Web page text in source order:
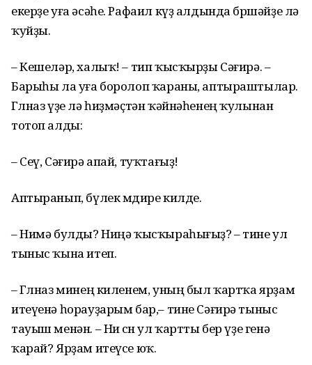
екерҙе уға әсәһе. Рафаил күҙ алдында бөршәйҙе лә
ҡуйҙы.
– Кешеләр, халыҡ! – тип ҡысҡырҙы Сәғирә. –
Барыһы ла уға боролоп ҡараны, аптыраштылар.
Гөлназ үҙе лә һиҙмәҫтән ҡәйнәһенең ҡулынан
тотоп алды:
– Сеү, Сәғирә апай, туҡтағыҙ!
Аптыранып, бүлек мөдире килде.
– Нимә булды? Ниңә ҡысҡыраһығыҙ? – тине ул
тыныс ҡына итеп.
– Гөлназ минең киленем, уның был ҡартҡа ярҙам
итеүенә һорауҙарым бар,– тине Сәғирә тыныс
тауыш менән. – Ни өсөн ул ҡартты бер үҙе генә
ҡарай? Ярҙам итеүсе юҡ.